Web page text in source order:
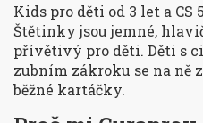
Kids pro děti od 3 let a CS
Štětinky jsou jemné,
přívětivý pro děti. Děti s
zubním zákroku se na
běžné kartáčky.